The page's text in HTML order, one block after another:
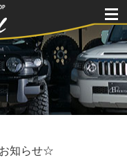
知らせ☆